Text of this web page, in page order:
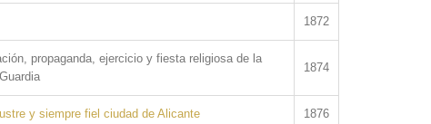
1872
propaganda, ejercicio y fiesta religiosa de la
1874
y siempre fiel ciudad de Alicante 1876